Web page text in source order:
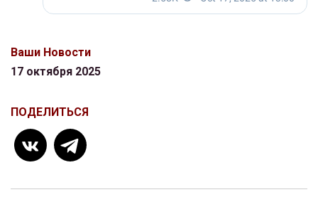
Ваши Новости
17 октября 2025
ПОДЕЛИТЬСЯ